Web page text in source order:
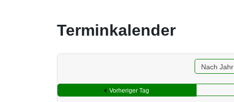
Terminkalender
Nach Jahr
Vorheriger Tag